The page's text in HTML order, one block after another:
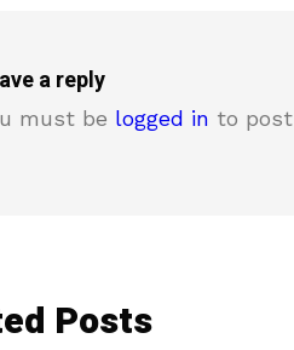
a reply
must be logged in to
Posts